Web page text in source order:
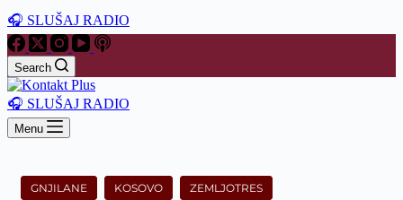
🎧 SLUŠAJ RADIO
Search
🎧 SLUŠAJ RADIO
Menu
GNJILANE KOSOVO ZEMLJOTRES